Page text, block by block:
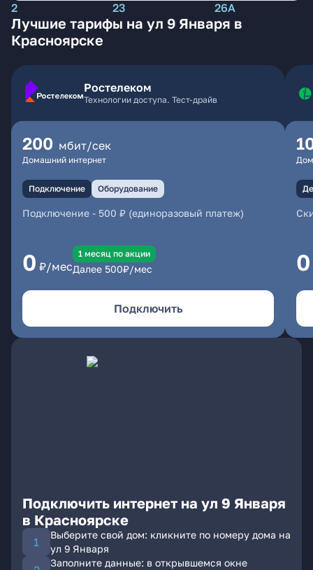
2 23 26А
Лучшие тарифы на ул 9 Января в
Красноярске
Ростелеком
Технологии доступа. Тест-драйв
200 мбит/сек
Домашний интернет
Подключение Оборудование
Подключение - 500 ₽ (единоразовый платеж)
0 ₽/мес
1 месяц по акции
Далее 500₽/мес
Подключить
0
Подключить интернет на ул 9 Января
в Красноярске
Выберите свой дом: кликните по номеру дома на
ул 9 Января
Заполните данные: в открывшемся окне